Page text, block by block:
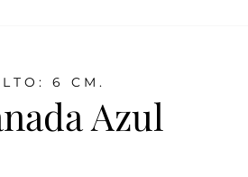
6 CM.
Azul